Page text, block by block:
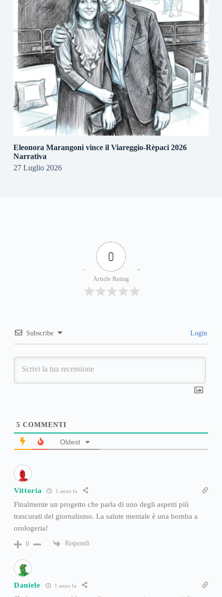
Eleonora Marangoni vince il Viareggio-Rèpaci 2026
Narrativa
27 Luglio 2026
0
Article Rating
Subscribe Login
5 COMMENTI
Oldest
Vittoria 1 anno fa
Finalmente un progetto che parla di uno degli aspetti più
trascurati del giornalismo. La salute mentale è una bomba a
orologeria!
0 Rispondi
Daniele 1 anno fa